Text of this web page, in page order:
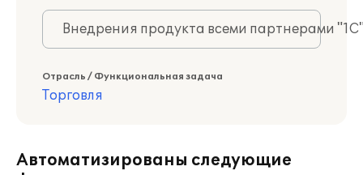
Внедрения продукта всеми партнерами
Отрасль / Функциональная задача
Торговля
Автоматизированы следующие